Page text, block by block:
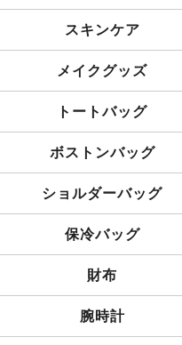
スキンケア
メイクグッズ
トートバッグ
ボストンバッグ
ショルダーバッグ
保冷バッグ
財布
腕時計